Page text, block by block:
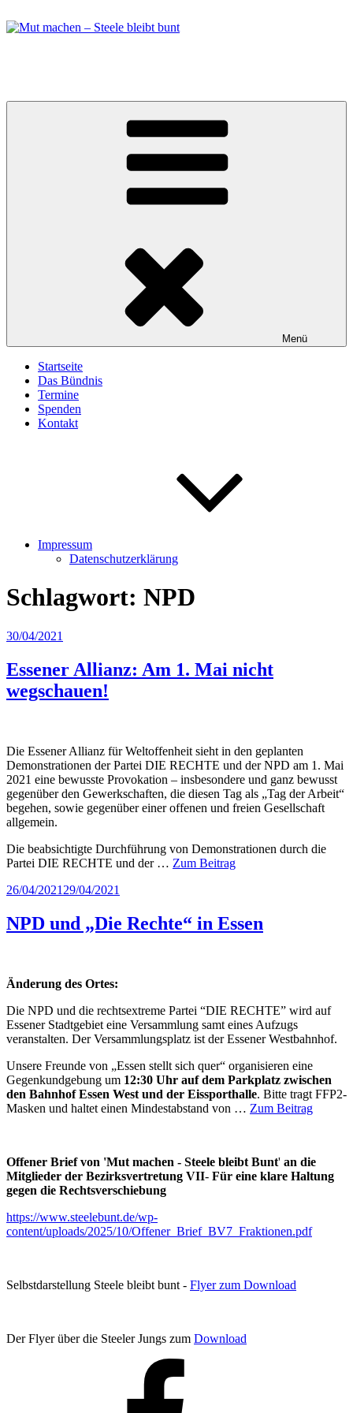
Inhalt
Menü
Startseite
Das Bündnis
Termine
Spenden
Kontakt
Impressum
Datenschutzerklärung
Schlagwort: NPD
Veröffentlicht
30/04/2021
Essener Allianz: Am 1. Mai nicht
wegschauen!
Die Essener Allianz für Weltoffenheit sieht in den geplanten
Demonstrationen der Partei DIE RECHTE und der NPD am 1. Mai
2021 eine bewusste Provokation – insbesondere und ganz bewusst
gegenüber den Gewerkschaften, die diesen Tag als „Tag der Arbeit“
begehen, sowie gegenüber einer offenen und freien Gesellschaft
allgemein.
Die beabsichtigte Durchführung von Demonstrationen durch die
Partei DIE RECHTE und der … Zum Beitrag
Veröffentlicht
26/04/2021 29/04/2021
NPD und „Die Rechte“ in Essen
Änderung des Ortes:
Die NPD und die rechtsextreme Partei “DIE RECHTE” wird auf
Essener Stadtgebiet eine Versammlung samt eines Aufzugs
veranstalten. Der Versammlungsplatz ist der Essener Westbahnhof.
Unsere Freunde von „Essen stellt sich quer“ organisieren eine
Gegenkundgebung um 12:30 Uhr auf dem Parkplatz zwischen
den Bahnhof Essen West und der Eissporthalle. Bitte tragt FFP2-
Masken und haltet einen Mindestabstand von … Zum Beitrag
Offener Brief von 'Mut machen - Steele bleibt Bunt' an die
Mitglieder der Bezirksvertretung VII- Für eine klare Haltung
gegen die Rechtsverschiebung
https://www.steelebunt.de/wp-
content/uploads/2025/10/Offener_Brief_BV7_Fraktionen.pdf
Selbstdarstellung Steele bleibt bunt - Flyer zum Download
Der Flyer über die Steeler Jungs zum Download